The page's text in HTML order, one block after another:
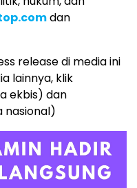
dan
release di media ini
lainnya, klik
ekbis) dan
nasional)